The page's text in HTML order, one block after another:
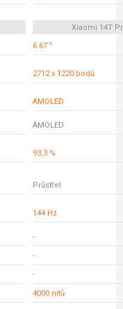
Xiaomi 14T
6.67 "
2712 x 1220 bodů
AMOLED
AMOLED
93,3 %
Průstřel
144 Hz
-
-
-
4000 nitů